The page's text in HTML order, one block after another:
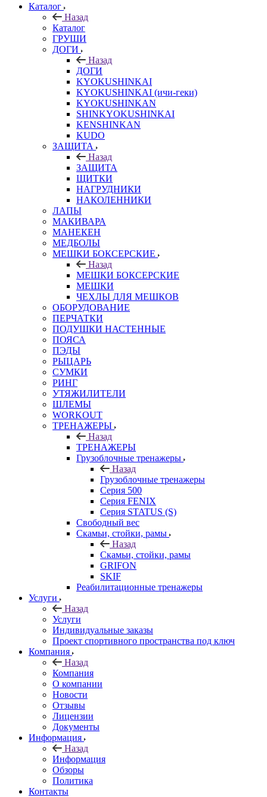
Каталог
Назад
Каталог
ГРУШИ
ДОГИ
Назад
ДОГИ
KYOKUSHINKAI
KYOKUSHINKAI (ичи-геки)
KYOKUSHINKAN
SHINKYOKUSHINKAI
KENSHINKAN
KUDO
ЗАЩИТА
Назад
ЗАЩИТА
ЩИТКИ
НАГРУДНИКИ
НАКОЛЕННИКИ
ЛАПЫ
МАКИВАРА
МАНЕКЕН
МЕДБОЛЫ
МЕШКИ БОКСЕРСКИЕ
Назад
МЕШКИ БОКСЕРСКИЕ
МЕШКИ
ЧЕХЛЫ ДЛЯ МЕШКОВ
ОБОРУДОВАНИЕ
ПЕРЧАТКИ
ПОДУШКИ НАСТЕННЫЕ
ПОЯСА
ПЭДЫ
РЫЦАРЬ
СУМКИ
РИНГ
УТЯЖИЛИТЕЛИ
ШЛЕМЫ
WORKOUT
ТРЕНАЖЕРЫ
Назад
ТРЕНАЖЕРЫ
Грузоблочные тренажеры
Назад
Грузоблочные тренажеры
Серия 500
Серия FENIX
Серия STATUS (S)
Свободный вес
Скамьи, стойки, рамы
Назад
Скамьи, стойки, рамы
GRIFON
SKIF
Реабилитационные тренажеры
Услуги
Назад
Услуги
Индивидуальные заказы
Проект спортивного пространства под ключ
Компания
Назад
Компания
О компании
Новости
Отзывы
Лицензии
Документы
Информация
Назад
Информация
Обзоры
Политика
Контакты